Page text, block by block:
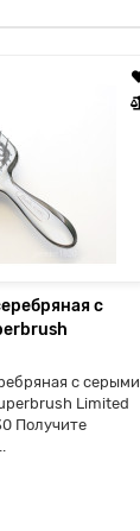
с
с серыми
Limited
Получите